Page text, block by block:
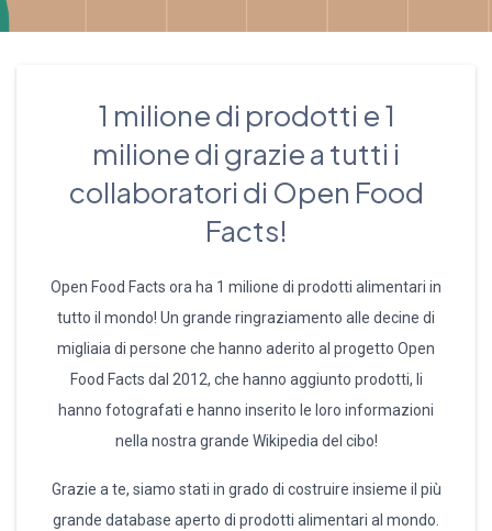
1 milione di prodotti e 1
milione di grazie a tutti i
collaboratori di Open Food
Facts!
Open Food Facts ora ha 1 milione di prodotti alimentari in
tutto il mondo! Un grande ringraziamento alle decine di
migliaia di persone che hanno aderito al progetto Open
Food Facts dal 2012, che hanno aggiunto prodotti, li
hanno fotografati e hanno inserito le loro informazioni
nella nostra grande Wikipedia del cibo!
Grazie a te, siamo stati in grado di costruire insieme il più
grande database aperto di prodotti alimentari al mondo.